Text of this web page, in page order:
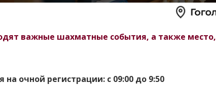
важные шахматные события, а также
очной регистрации: с 09:00 до 9:50